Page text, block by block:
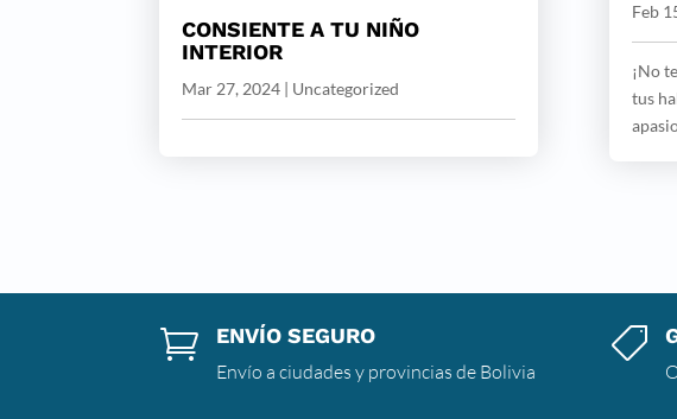
CONSIENTE A TU NIÑO
INTERIOR
Mar 27, 2024 | Uncategorized
Feb
¡No
tus
 ENVÍO SEGURO
Envío a ciudades y provincias de Bolivia
